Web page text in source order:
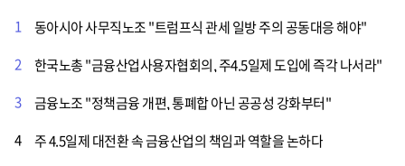
1
동아시아 사무직노조 "트럼프식 관세 일방 주의 공동대응 해야"
2
한국노총 "금융산업사용자협회의, 주4.5일제 도입에 즉각 나서라"
3
금융노조 "정책금융 개편, 통폐합 아닌 공공성 강화부터"
4
주 4.5일제 대전환 속 금융산업의 책임과 역할을 논하다